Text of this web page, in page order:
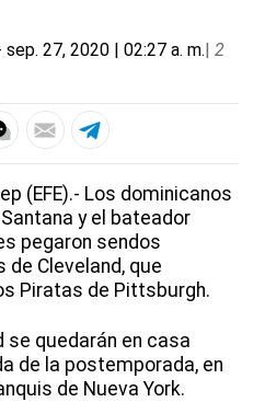
sep. 27, 2020 | 02:27 a. m.| 2
(EFE).- Los dominicanos
y el bateador
pegaron sendos
de Cleveland, que
Piratas de Pittsburgh.
se quedarán en casa
de la postemporada, en
de Nueva York.